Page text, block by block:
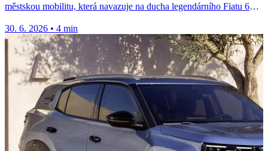
městskou mobilitu, která navazuje na ducha legendárního Fiatu 600
30. 6. 2026 • 4 min